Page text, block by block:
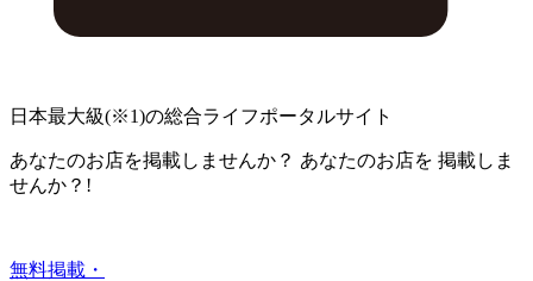
日本最大級(※1)の総合ライフポータルサイト
あなたのお店を掲載しませんか？ あなたのお店を 掲載しま
せんか？!
無料掲載・